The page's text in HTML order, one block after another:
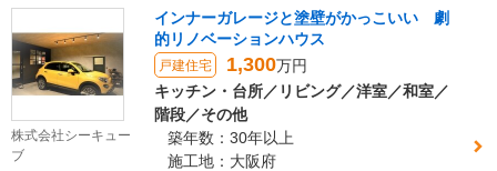
遮音規定をクリアしつつも、経年変化が少なく、肌触りのよ
いフットフィールを採用。インテリアにこだわりたいお客様
のためにキャットウォークをオリジナルで製作し、それぞれ
のお部屋に設置しました。
株式会社シーキュー
ブ
インナーガレージと塗壁がかっこいい 劇
的リノベーションハウス
戸建住宅 1,300万円
キッチン・台所／リビング／洋室／和室／
階段／その他
築年数：30年以上
施工地：大阪府